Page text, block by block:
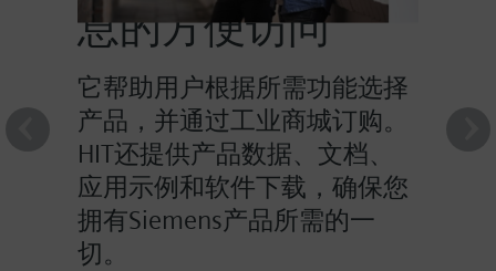
息的方便访问
它帮助用户根据所需功能选择
产品，并通过工业商城订购。
HIT还提供产品数据、文档、
应用示例和软件下载，确保您
拥有Siemens产品所需的一
切。